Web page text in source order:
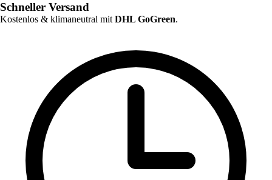
Schneller Versand
Kostenlos & klimaneutral mit DHL GoGreen.